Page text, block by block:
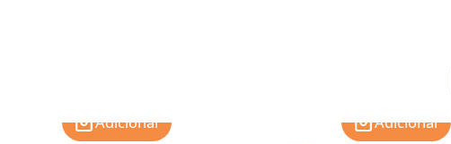
Adicionar
Adicionar